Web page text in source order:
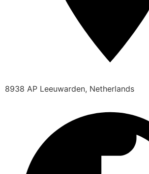
8938 AP Leeuwarden, Netherlands